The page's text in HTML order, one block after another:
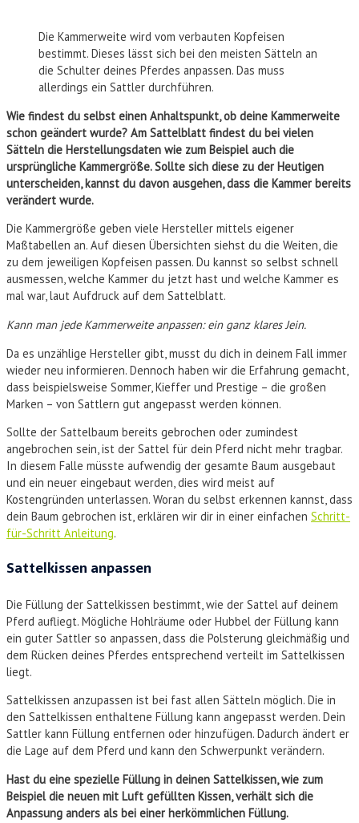
Die Kammerweite wird vom verbauten Kopfeisen
bestimmt. Dieses lässt sich bei den meisten Sätteln an
die Schulter deines Pferdes anpassen. Das muss
allerdings ein Sattler durchführen.
Wie findest du selbst einen Anhaltspunkt, ob deine Kammerweite
schon geändert wurde? Am Sattelblatt findest du bei vielen
Sätteln die Herstellungsdaten wie zum Beispiel auch die
ursprüngliche Kammergröße. Sollte sich diese zu der Heutigen
unterscheiden, kannst du davon ausgehen, dass die Kammer bereits
verändert wurde.
Die Kammergröße geben viele Hersteller mittels eigener
Maßtabellen an. Auf diesen Übersichten siehst du die Weiten, die
zu dem jeweiligen Kopfeisen passen. Du kannst so selbst schnell
ausmessen, welche Kammer du jetzt hast und welche Kammer es
mal war, laut Aufdruck auf dem Sattelblatt.
Kann man jede Kammerweite anpassen: ein ganz klares Jein.
Da es unzählige Hersteller gibt, musst du dich in deinem Fall immer
wieder neu informieren. Dennoch haben wir die Erfahrung gemacht,
dass beispielsweise Sommer, Kieffer und Prestige – die großen
Marken – von Sattlern gut angepasst werden können.
Sollte der Sattelbaum bereits gebrochen oder zumindest
angebrochen sein, ist der Sattel für dein Pferd nicht mehr tragbar.
In diesem Falle müsste aufwendig der gesamte Baum ausgebaut
und ein neuer eingebaut werden, dies wird meist auf
Kostengründen unterlassen. Woran du selbst erkennen kannst, dass
dein Baum gebrochen ist, erklären wir dir in einer einfachen Schritt-
für-Schritt Anleitung.
Sattelkissen anpassen
Die Füllung der Sattelkissen bestimmt, wie der Sattel auf deinem
Pferd aufliegt. Mögliche Hohlräume oder Hubbel der Füllung kann
ein guter Sattler so anpassen, dass die Polsterung gleichmäßig und
dem Rücken deines Pferdes entsprechend verteilt im Sattelkissen
liegt.
Sattelkissen anzupassen ist bei fast allen Sätteln möglich. Die in
den Sattelkissen enthaltene Füllung kann angepasst werden. Dein
Sattler kann Füllung entfernen oder hinzufügen. Dadurch ändert er
die Lage auf dem Pferd und kann den Schwerpunkt verändern.
Hast du eine spezielle Füllung in deinen Sattelkissen, wie zum
Beispiel die neuen mit Luft gefüllten Kissen, verhält sich die
Anpassung anders als bei einer herkömmlichen Füllung.